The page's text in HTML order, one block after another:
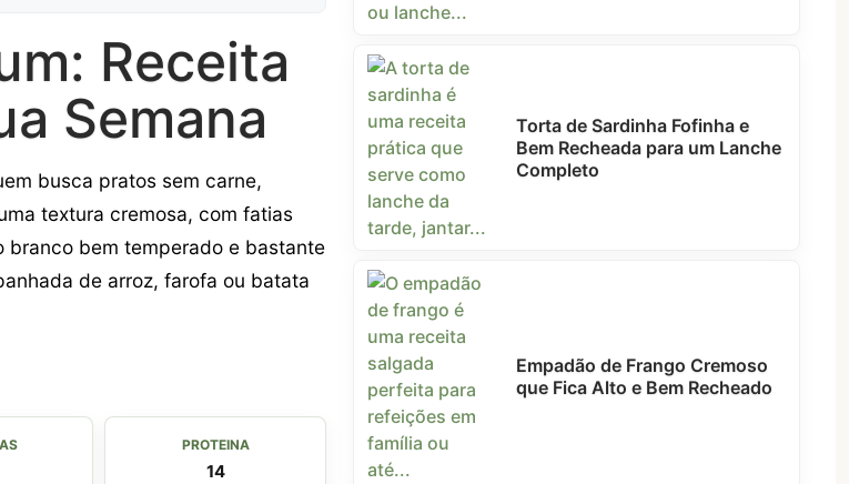
Receita
Semana
busca pratos sem carne,
textura cremosa, com fatias
branco bem temperado e bastante
de arroz, farofa ou batata
PROTEINA
14
Torta de Sardinha Fofinha e
Bem Recheada para um Lanche
Completo
Empadão de Frango Cremoso
que Fica Alto e Bem Recheado